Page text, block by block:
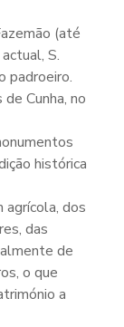
(até
S.
padroeiro.
Cunha, no
histórica
agrícola, dos
das
de
o que
a